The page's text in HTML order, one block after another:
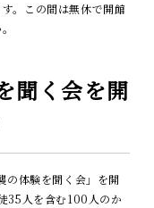
。この間は無休で開館
聞く会を開
体験を聞く会」を開
35人を含む100人のか